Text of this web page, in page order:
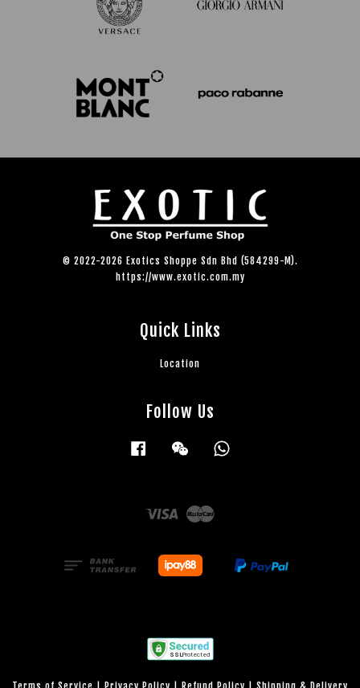
© 2022-2026 Exotics Shoppe Sdn Bhd (584299-M).
https://www.exotic.com.my
Quick Links
Location
Follow Us
Facebook Wechat
Visa